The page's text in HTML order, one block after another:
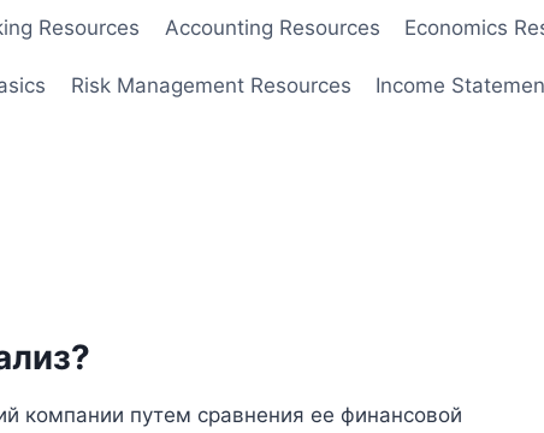
Resources Accounting Resources Economics
Risk Management Resources Income
компании путем сравнения ее финансовой